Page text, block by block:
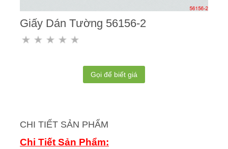
Giấy Dán Tường 56156-2
Gọi để biết giá
CHI TIẾT SẢN PHẨM
Chi Tiết Sản Phẩm: